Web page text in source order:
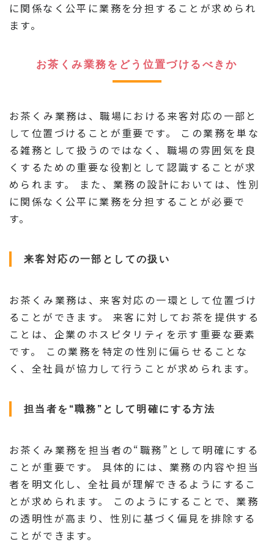
に関係なく公平に業務を分担することが求められ
ます。
お茶くみ業務をどう位置づけるべきか
お茶くみ業務は、職場における来客対応の一部と
して位置づけることが重要です。 この業務を単な
る雑務として扱うのではなく、職場の雰囲気を良
くするための重要な役割として認識することが求
められます。 また、業務の設計においては、性別
に関係なく公平に業務を分担することが必要で
す。
来客対応の一部としての扱い
お茶くみ業務は、来客対応の一環として位置づけ
ることができます。 来客に対してお茶を提供する
ことは、企業のホスピタリティを示す重要な要素
です。 この業務を特定の性別に偏らせることな
く、全社員が協力して行うことが求められます。
担当者を“職務”として明確にする方法
お茶くみ業務を担当者の“職務”として明確にする
ことが重要です。 具体的には、業務の内容や担当
者を明文化し、全社員が理解できるようにするこ
とが求められます。 このようにすることで、業務
の透明性が高まり、性別に基づく偏見を排除する
ことができます。